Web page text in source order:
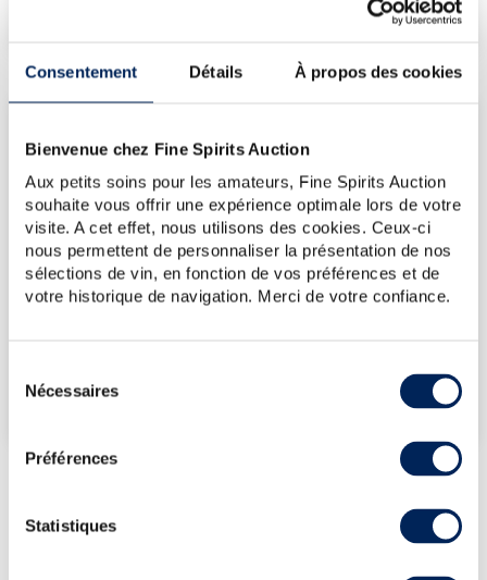
Consentement Détails À propos des cookies
Bienvenue chez Fine Spirits Auction
Aux petits soins pour les amateurs, Fine Spirits Auction
souhaite vous offrir une expérience optimale lors de votre
visite. A cet effet, nous utilisons des cookies. Ceux-ci
nous permettent de personnaliser la présentation de nos
sélections de vin, en fonction de vos préférences et de
votre historique de navigation. Merci de votre confiance.
Nécessaires
Préférences
Statistiques
17/07/2026
17/07/2026
160€
17/07/2026
131€
06/06/2025
178€
06/06/2025
178€
PRÉSENTATION DU LOT